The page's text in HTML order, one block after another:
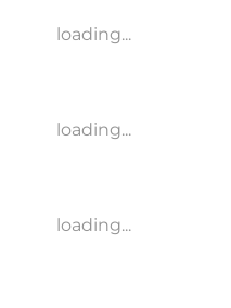
loading...
loading...
loading...